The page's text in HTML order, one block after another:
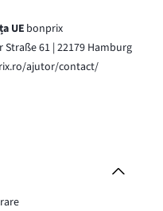
UE bonprix
61 | 22179 Hamburg
ajutor/contact/